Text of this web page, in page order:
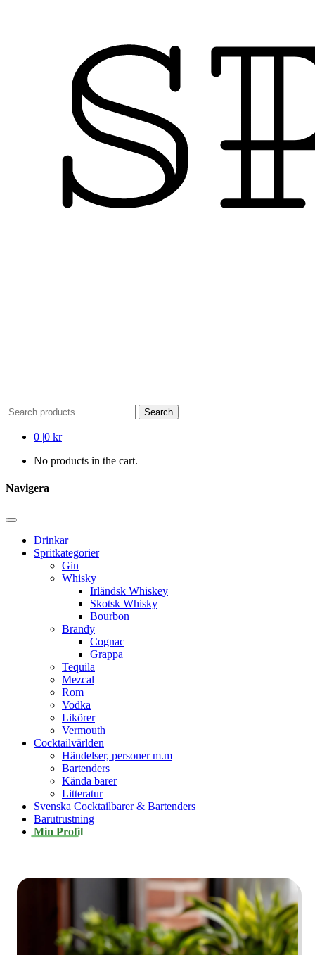
Search
for:
Search
0 |0 kr
No products in the cart.
Navigera
Drinkar
Spritkategorier
Gin
Whisky
Irländsk Whiskey
Skotsk Whisky
Bourbon
Brandy
Cognac
Grappa
Tequila
Mezcal
Rom
Vodka
Likörer
Vermouth
Cocktailvärlden
Händelser, personer m.m
Bartenders
Kända barer
Litteratur
Svenska Cocktailbarer & Bartenders
Barutrustning
Min Profil